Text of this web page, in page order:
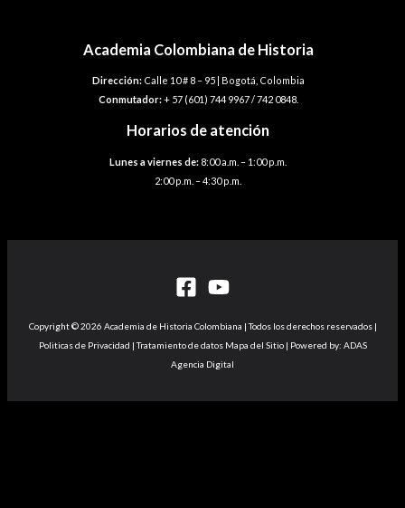
Academia Colombiana de Historia
Dirección:Calle 10 # 8 – 95 | Bogotá, Colombia
Conmutador:+ 57 (601) 744 9967 / 742 0848.
Horarios de atención
Lunes a viernes de: 8:00 a.m. – 1:00 p.m.
2:00 p.m. – 4:30 p.m.
Copyright © 2026 Academia de Historia Colombiana | Todos los derechos reservados |
Politicas de Privacidad | Tratamiento de datos Mapa del Sitio | Powered by: ADAS
Agencia Digital